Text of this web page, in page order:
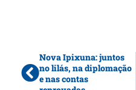
Nova Ipixuna: juntos
no lilás, na diplomação
e nas contas